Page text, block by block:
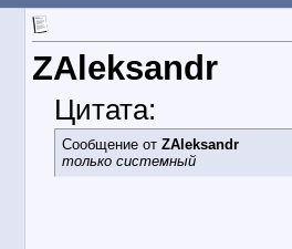
ZAleksandr
Цитата:
Сообщение от ZAleksandr
только системный